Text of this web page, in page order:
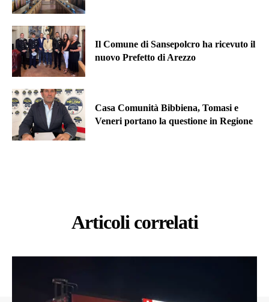
Il Comune di Sansepolcro ha ricevuto il
nuovo Prefetto di Arezzo
Casa Comunità Bibbiena, Tomasi e
Veneri portano la questione in Regione
Articoli correlati